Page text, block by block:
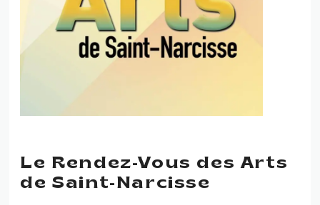
Le Rendez-Vous des Arts
de Saint-Narcisse